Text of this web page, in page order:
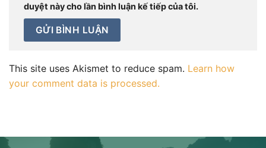
duyệt này cho lần bình luận kế tiếp của tôi.
This site uses Akismet to reduce spam. Learn how
your comment data is processed.